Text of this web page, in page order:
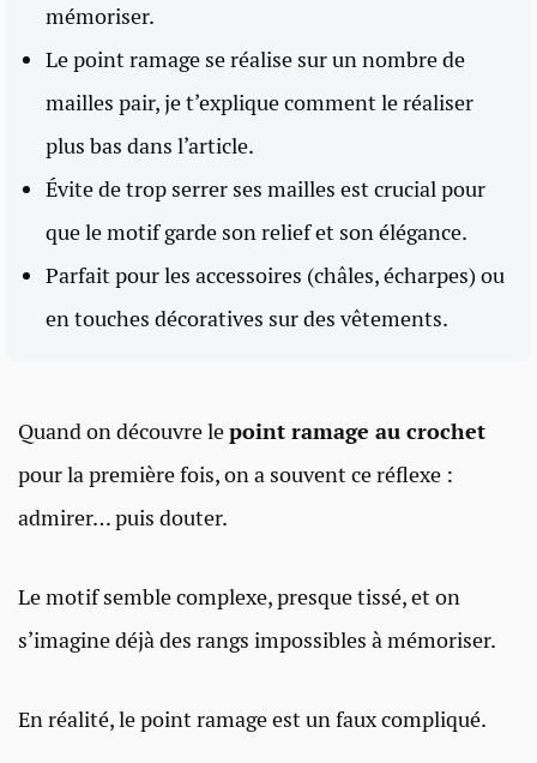
mémoriser.
Le point ramage se réalise sur un nombre de
mailles pair, je t’explique comment le réaliser
plus bas dans l’article.
Évite de trop serrer ses mailles est crucial pour
que le motif garde son relief et son élégance.
Parfait pour les accessoires (châles, écharpes) ou
en touches décoratives sur des vêtements.
Quand on découvre lepoint ramage au crochet
pour la première fois, on a souvent ce réflexe :
admirer… puis douter.
Le motif semble complexe, presque tissé, et on
s’imagine déjà des rangs impossibles à mémoriser.
En réalité, le point ramage est un faux compliqué.